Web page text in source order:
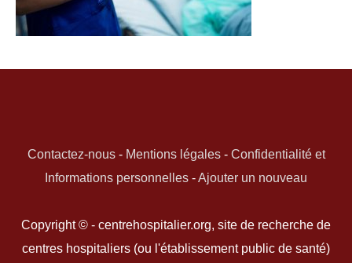
Contactez-nous- Mentions légales- Confidentialité et
Informations personnelles -Ajouter un nouveau
Copyright © - centrehospitalier.org, site de recherche de
centres hospitaliers (ou l'établissement public de santé)